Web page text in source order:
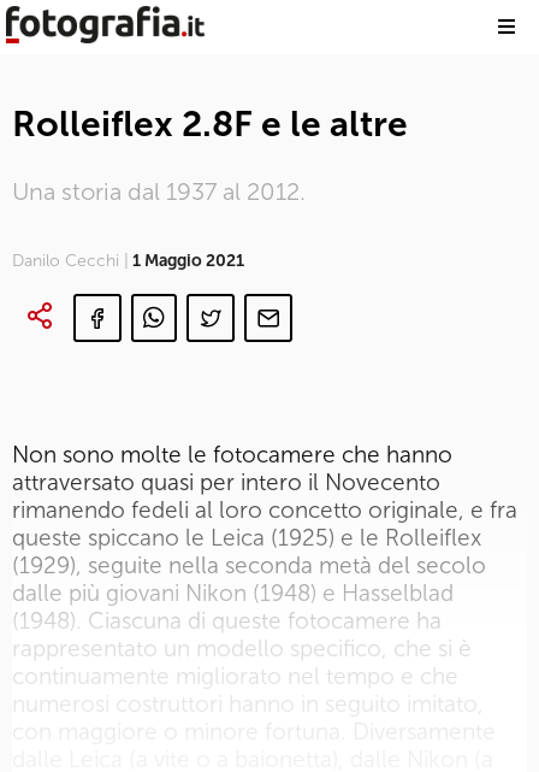
Rolleiflex 2.8F e le altre
Una storia dal 1937 al 2012.
Danilo Cecchi | 1 Maggio 2021
Non sono molte le fotocamere che hanno
attraversato quasi per intero il Novecento
rimanendo fedeli al loro concetto originale, e fra
queste spiccano le Leica (1925) e le Rolleiflex
(1929), seguite nella seconda metà del secolo
dalle più giovani Nikon (1948) e Hasselblad
(1948). Ciascuna di queste fotocamere ha
rappresentato un modello specifico, che si è
continuamente migliorato nel tempo e che
numerosi costruttori hanno in seguito imitato,